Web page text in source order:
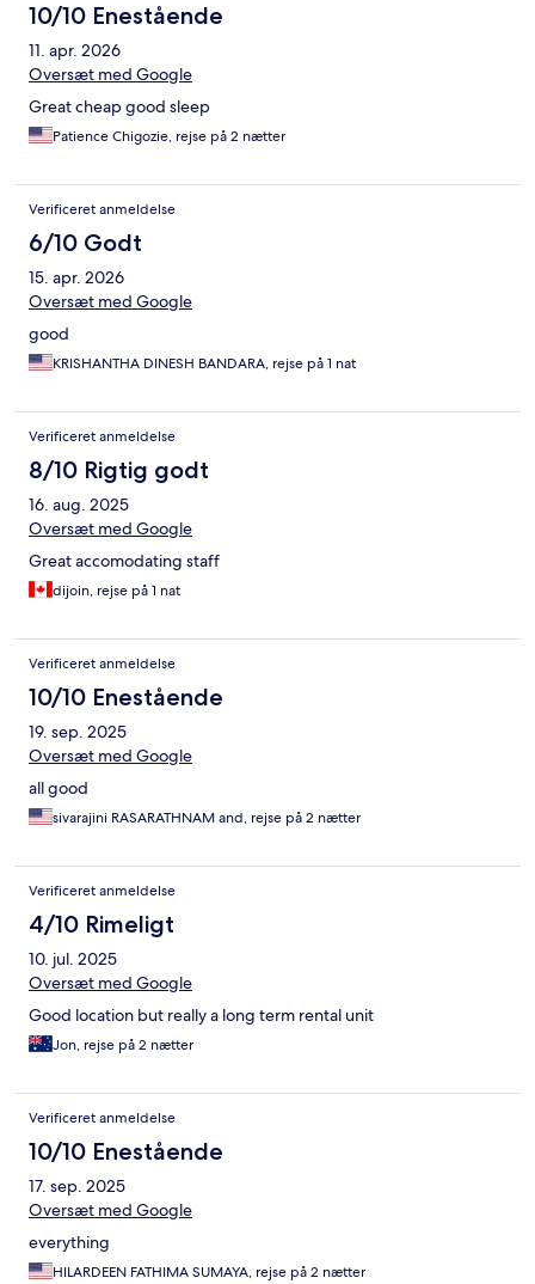
10/10 Enestående
11. apr. 2026
Oversæt med Google
Great cheap good sleep
Patience Chigozie, rejse på 2 nætter
Verificeret anmeldelse
6/10 Godt
15. apr. 2026
Oversæt med Google
good
KRISHANTHA DINESH BANDARA, rejse på 1 nat
Verificeret anmeldelse
8/10 Rigtig godt
16. aug. 2025
Oversæt med Google
Great accomodating staff
dijoin, rejse på 1 nat
Verificeret anmeldelse
10/10 Enestående
19. sep. 2025
Oversæt med Google
all good
sivarajini RASARATHNAM and, rejse på 2 nætter
Verificeret anmeldelse
4/10 Rimeligt
10. jul. 2025
Oversæt med Google
Good location but really a long term rental unit
Jon, rejse på 2 nætter
Verificeret anmeldelse
10/10 Enestående
17. sep. 2025
Oversæt med Google
everything
HILARDEEN FATHIMA SUMAYA, rejse på 2 nætter